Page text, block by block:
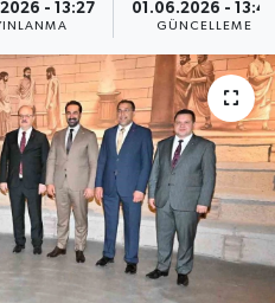
- 13:27 01.06.2026 -
GÜNCELLEME